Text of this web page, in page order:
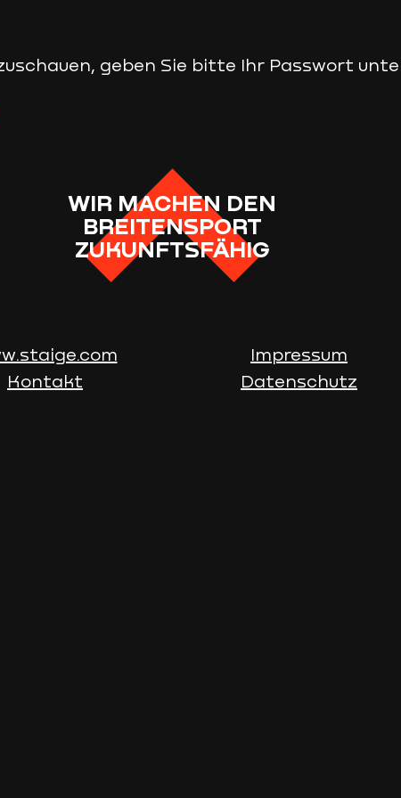
geben Sie bitte Ihr Passwort
WIR MACHEN DEN
BREITENSPORT
ZUKUNFTSFÄHIG
Kontakt
Impressum
Datenschutz